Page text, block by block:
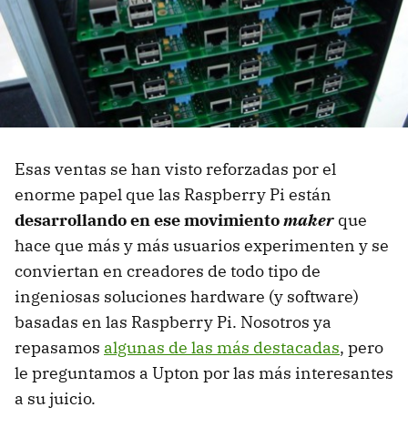
Esas ventas se han visto reforzadas por el
enorme papel que las Raspberry Pi están
desarrollando en ese movimientomaker que
hace que más y más usuarios experimenten y se
conviertan en creadores de todo tipo de
ingeniosas soluciones hardware (y software)
basadas en las Raspberry Pi. Nosotros ya
repasamos algunas de las más destacadas, pero
le preguntamos a Upton por las más interesantes
a su juicio.